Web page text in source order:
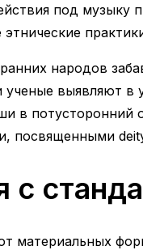
под музыку
народов
ученые выявляют в
в потусторонний
посвященными
с
материальных